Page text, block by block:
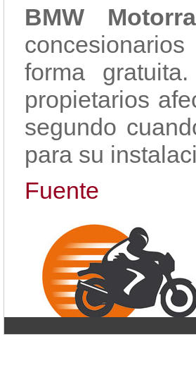
BMW
forma
propietarios
segundo
para su
Fuente